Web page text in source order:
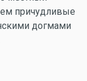
причудливые
догмами